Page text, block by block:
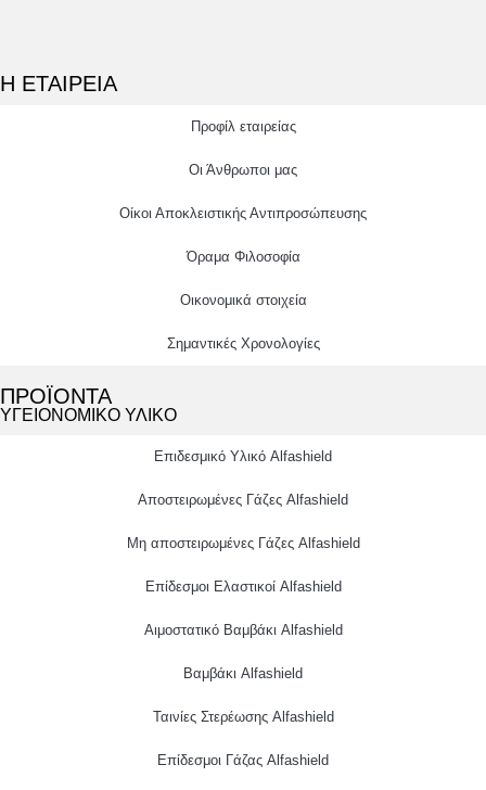
Η ΕΤΑΙΡΕΙΑ
Προφίλ εταιρείας
Οι Άνθρωποι μας
Οίκοι Αποκλειστικής Αντιπροσώπευσης
Όραμα Φιλοσοφία
Οικονομικά στοιχεία
Σημαντικές Χρονολογίες
ΠΡΟΪΟΝΤΑ
ΥΓΕΙΟΝΟΜΙΚΟ ΥΛΙΚΟ
Επιδεσμικό Υλικό Alfashield
Αποστειρωμένες Γάζες Alfashield
Μη αποστειρωμένες Γάζες Alfashield
Επίδεσμοι Ελαστικοί Alfashield
Αιμοστατικό Βαμβάκι Alfashield
Βαμβάκι Alfashield
Ταινίες Στερέωσης Alfashield
Επίδεσμοι Γάζας Alfashield